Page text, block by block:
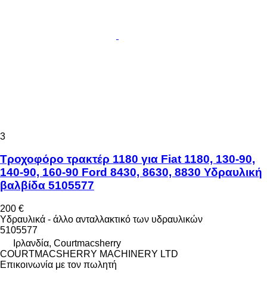
3
Τροχοφόρο τρακτέρ 1180 για Fiat 1180, 130-90,
140-90, 160-90 Ford 8430, 8630, 8830 Υδραυλική
βαλβίδα 5105577
200 €
Υδραυλικά - άλλο ανταλλακτικό των υδραυλικών
5105577
Ιρλανδία, Courtmacsherry
COURTMACSHERRY MACHINERY LTD
Επικοινωνία με τον πωλητή